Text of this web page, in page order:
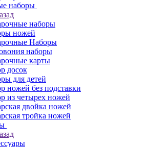
наборы
наборы
ножей
Наборы
наборы
карты
досок
для детей
ножей без подставки
из четырех ножей
двойка ножей
тройка ножей